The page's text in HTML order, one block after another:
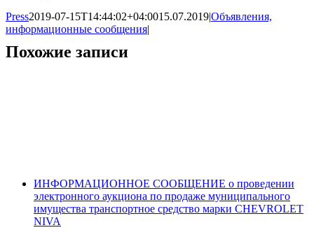
Press2019-07-15T14:44:02+04:0015.07.2019|Объявления,
информационные сообщения|
Похожие записи
ИНФОРМАЦИОННОЕ СООБЩЕНИЕ о проведении
электронного аукциона по продаже муниципального
имущества транспортное средство марки CHEVROLET
NIVA